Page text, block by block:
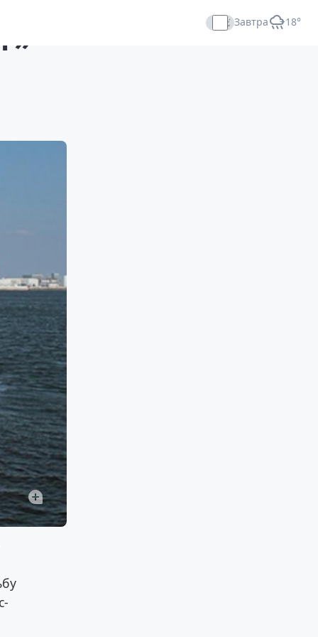
Завтра +18°